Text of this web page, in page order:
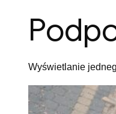
Wyświetlanie